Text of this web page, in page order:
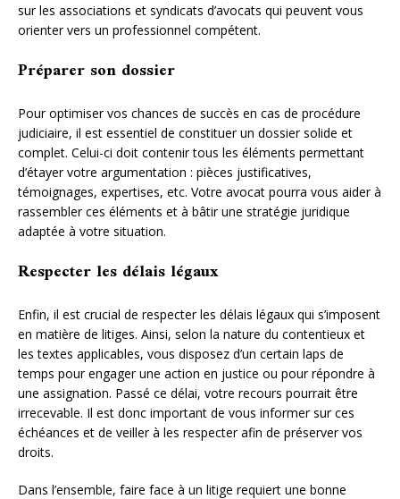
sur les associations et syndicats d’avocats qui peuvent vous
orienter vers un professionnel compétent.
Préparer son dossier
Pour optimiser vos chances de succès en cas de procédure
judiciaire, il est essentiel de constituer un dossier solide et
complet. Celui-ci doit contenir tous les éléments permettant
d’étayer votre argumentation : pièces justificatives,
témoignages, expertises, etc. Votre avocat pourra vous aider à
rassembler ces éléments et à bâtir une stratégie juridique
adaptée à votre situation.
Respecter les délais légaux
Enfin, il est crucial de respecter les délais légaux qui s’imposent
en matière de litiges. Ainsi, selon la nature du contentieux et
les textes applicables, vous disposez d’un certain laps de
temps pour engager une action en justice ou pour répondre à
une assignation. Passé ce délai, votre recours pourrait être
irrecevable. Il est donc important de vous informer sur ces
échéances et de veiller à les respecter afin de préserver vos
droits.
Dans l’ensemble, faire face à un litige requiert une bonne